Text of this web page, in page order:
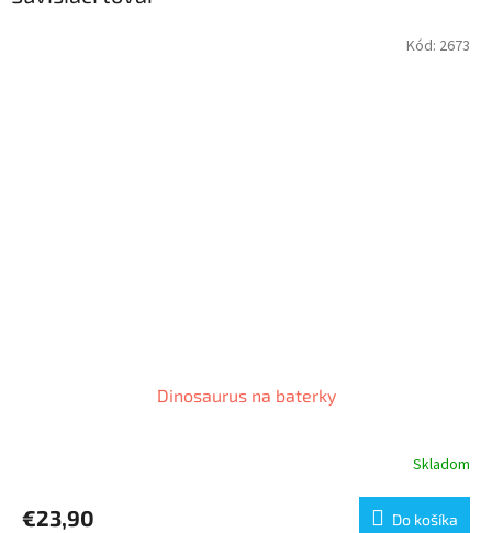
Dinosaurus na baterky
Skladom
€23,90 Do košíka
Kód: 2673